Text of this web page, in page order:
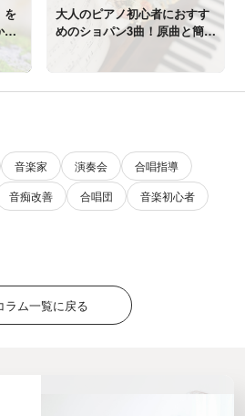
を
？
大人のピアノ初心者におすす
めのショパン3曲！原曲と簡単
音楽家 演奏会
合唱指導
音痴改善 合唱団
音楽初心者
ラム一覧に戻る